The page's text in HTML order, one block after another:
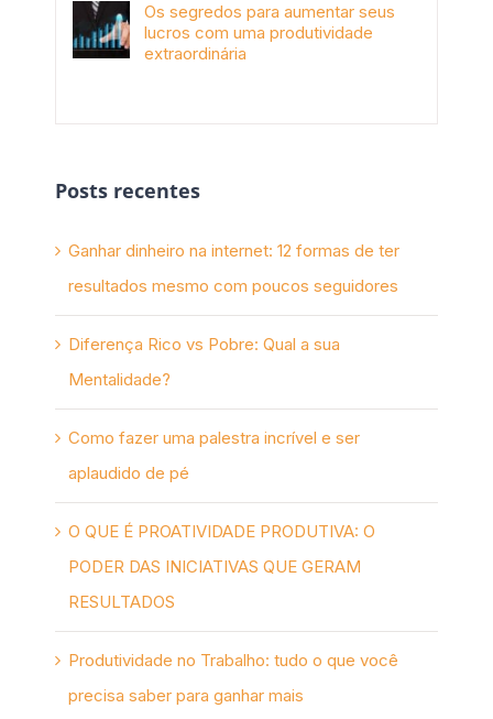
Os segredos para aumentar seus
lucros com uma produtividade
extraordinária
Posts recentes
Ganhar dinheiro na internet: 12 formas de ter
resultados mesmo com poucos seguidores
Diferença Rico vs Pobre: Qual a sua
Mentalidade?
Como fazer uma palestra incrível e ser
aplaudido de pé
O QUE É PROATIVIDADE PRODUTIVA: O
PODER DAS INICIATIVAS QUE GERAM
RESULTADOS
Produtividade no Trabalho: tudo o que você
precisa saber para ganhar mais